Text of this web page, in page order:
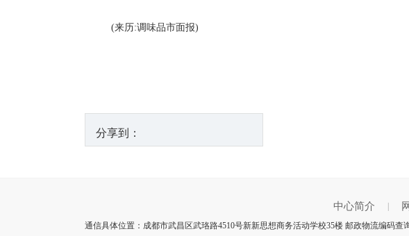
(来历:调味品市面报)
分享到：
中心简介
通信具体位置：成都市武昌区武珞路4510号新新思想商务活动学校35楼 邮政物流编码